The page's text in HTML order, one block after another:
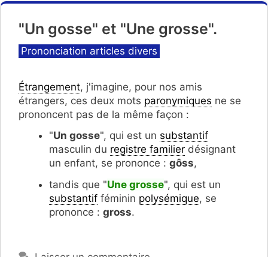
"Un gosse" et "Une grosse".
Catégories
Prononciation articles divers
Étrangement, j'imagine, pour nos amis
étrangers, ces deux mots paronymiques ne se
prononcent pas de la même façon :
"Un gosse", qui est un substantif
masculin du registre familier désignant
un enfant, se prononce : gôss,
tandis que "Une grosse", qui est un
substantif féminin polysémique, se
prononce : gross.